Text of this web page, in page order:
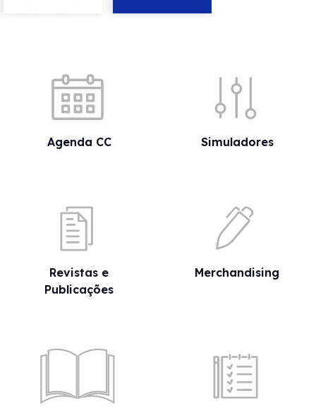
Agenda CC Simuladores
Revistas e
Publicações
Merchandising